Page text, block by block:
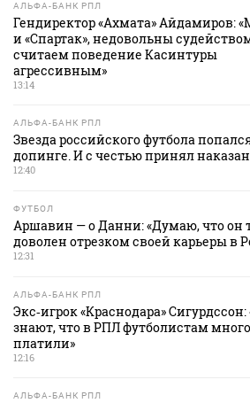
АЛЬФА-БАНК РПЛ
Гендиректор «Ахмата» Айдамиров:
и «Спартак», недовольны
считаем поведение Касинтуры
агрессивным»
13:14
АЛЬФА-БАНК РПЛ
Звезда российского футбола
допинге. И с честью принял
12:40
ФУТБОЛ
Аршавин — о Данни: «Думаю, что он
доволен отрезком своей карьеры в
12:31
АЛЬФА-БАНК РПЛ
Экс‑игрок «Краснодара» Сигурдссон:
знают, что в РПЛ футболистам много
платили»
12:16
АЛЬФА-БАНК РПЛ